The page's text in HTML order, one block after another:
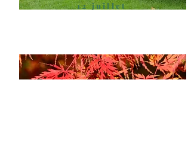
12 juillet